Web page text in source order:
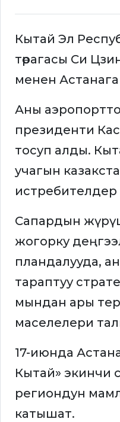
Кытай Эл
төрагасы Си
менен
Аны
президенти
тосуп алды.
учагын
Сапардын
жогорку
пландалууда,
тараптуу
мындан ары
маселелери
17-июнда
Кытай» экинчи
региондун
катышат.